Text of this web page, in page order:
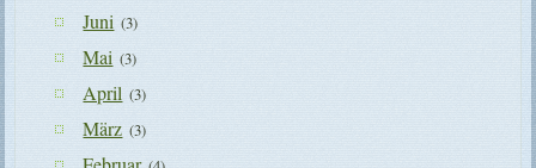
Juni (3)
Mai (3)
April (3)
März (3)